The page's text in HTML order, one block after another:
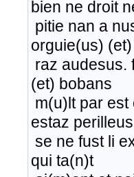
bien ne droit
pitie nan a
orguie(us)
raz audesus.
(et) bobans
m(u)lt par
estaz
se ne fust li
qui ta(n)t